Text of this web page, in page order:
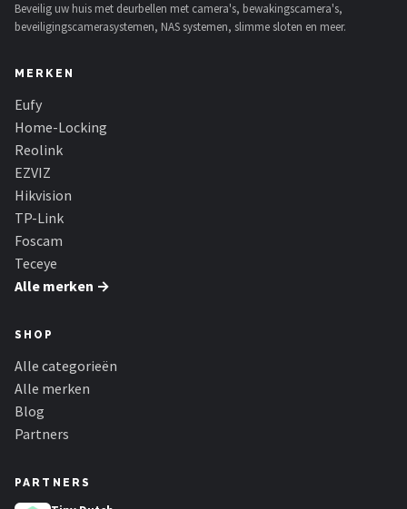
Beveilig uw huis met deurbellen met camera's, bewakingscamera's,
beveiligingscamerasystemen, NAS systemen, slimme sloten en meer.
MERKEN
Eufy
Home-Locking
Reolink
EZVIZ
Hikvision
TP-Link
Foscam
Teceye
Alle merken →
SHOP
Alle categorieën
Alle merken
Blog
Partners
PARTNERS